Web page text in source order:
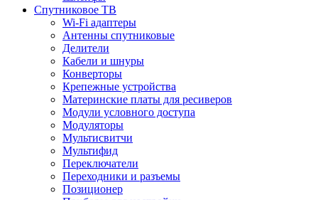
Спутниковое ТВ
Wi-Fi адаптеры
Антенны спутниковые
Делители
Кабели и шнуры
Конверторы
Крепежные устройства
Материнские платы для ресиверов
Модули условного доступа
Модуляторы
Мультисвитчи
Мультифид
Переключатели
Переходники и разъемы
Позиционер